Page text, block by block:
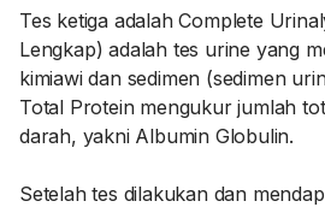
Tes ketiga adalah Complete
Lengkap) adalah tes urine yang
kimiawi dan sedimen (sedimen
Total Protein mengukur jumlah
darah, yakni Albumin Globulin.
Setelah tes dilakukan dan